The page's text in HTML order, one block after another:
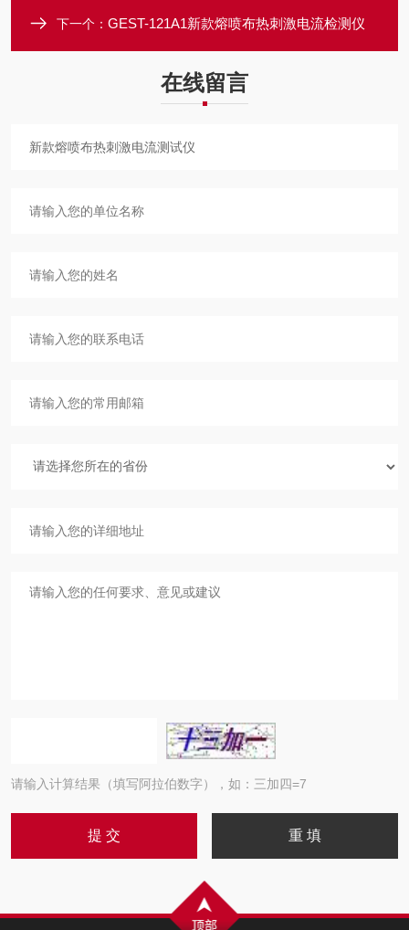
下一个： GEST-121A1新款熔喷布热刺激电流检测仪
在线留言
请输入计算结果（填写阿拉伯数字），如：三加四=7